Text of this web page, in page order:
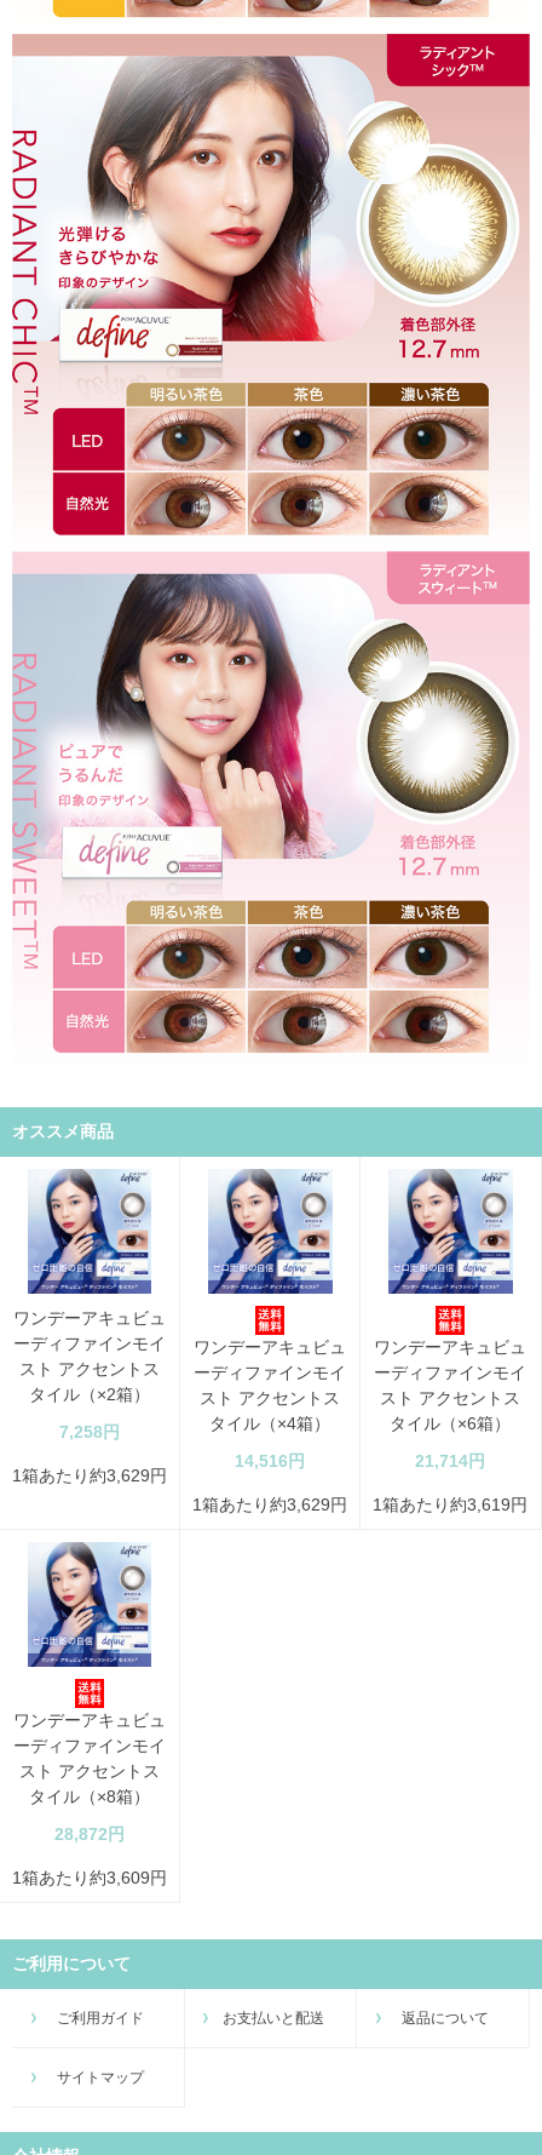
オススメ商品
ワンデーアキュビュ
ーディファインモイ
スト アクセントス
タイル（×2箱）
7,258円
1箱あたり約3,629円
ワンデーアキュビュ
ーディファインモイ
スト アクセントス
タイル（×4箱）
14,516円
1箱あたり約3,629円
ワンデーアキュビュ
ーディファインモイ
スト アクセントス
タイル（×6箱）
21,714円
1箱あたり約3,619円
ワンデーアキュビュ
ーディファインモイ
スト アクセントス
タイル（×8箱）
28,872円
1箱あたり約3,609円
ご利用について
ご利用ガイド お支払いと配送 返品について
サイトマップ